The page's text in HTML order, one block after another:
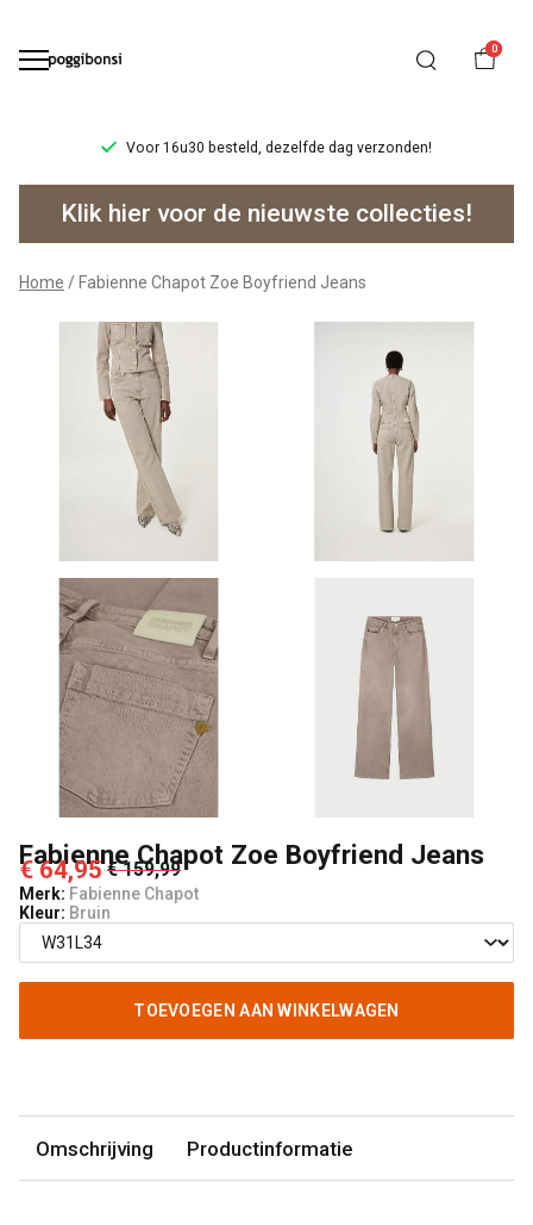
0
Voor 16u30 besteld, dezelfde dag verzonden!
Fabienne
Chapot
Zoe
Boyfriend
Jeans
Poggibonsi
Klik hier voor de nieuwste collecties!
Home Fabienne Chapot Zoe Boyfriend Jeans
Fabienne Chapot Zoe Boyfriend Jeans
€ 64,95 € 159,99
Merk: Fabienne Chapot
Kleur: Bruin
TOEVOEGEN AAN WINKELWAGEN
Omschrijving Productinformatie